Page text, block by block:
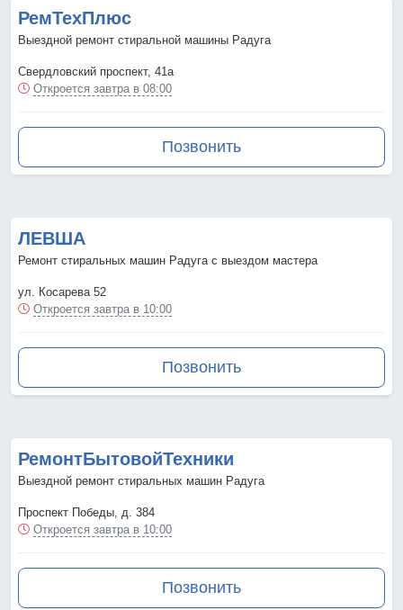
РемТехПлюс
Выездной ремонт стиральной машины Радуга
Свердловский проспект, 41а
Откроется завтра в 08:00
Позвонить
ЛЕВША
Ремонт стиральных машин Радуга с выездом мастера
ул. Косарева 52
Откроется завтра в 10:00
Позвонить
РемонтБытовойТехники
Выездной ремонт стиральных машин Радуга
Проспект Победы, д. 384
Откроется завтра в 10:00
Позвонить